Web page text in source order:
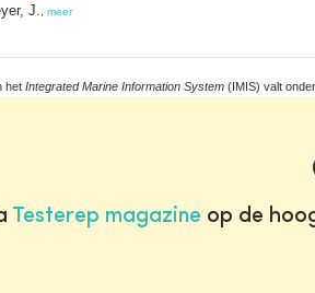
J. meer
het Integrated Marine Information System (IMIS) valt
Testerep magazine op de